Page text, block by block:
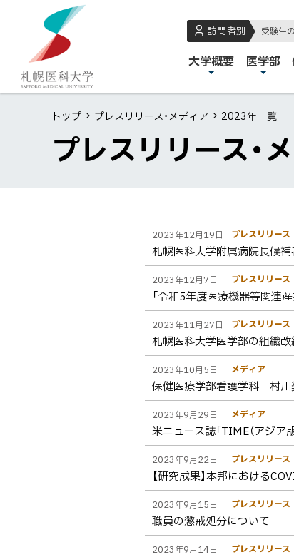
ニ
大
学
訪問者別 受験生
メ
メ
ニ
ュ
大学概要 医学部
トップ プレスリリース・メディア 2023年一覧
プレスリリース・
覧
2023年12月19日 プレスリリース
札幌医科大学附属病院長候
2023年12月7日 プレスリリース
「令和5年度医療機器等関連
2023年11月27日 プレスリリース
札幌医科大学医学部の組織
2023年10月5日 メディア
保健医療学部看護学科 村川
2023年9月29日 メディア
米ニュース誌「TIME（アジア
2023年9月22日 プレスリリース
【研究成果】本邦における
2023年9月15日 プレスリリース
職員の懲戒処分について
2023年9月14日 プレスリリース
る